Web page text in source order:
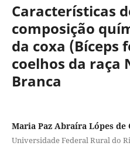
Características
composição
da coxa (Bíceps
coelhos da raça
Branca
Maria Paz Abraíra Lópes de
Universidade Federal Rural do